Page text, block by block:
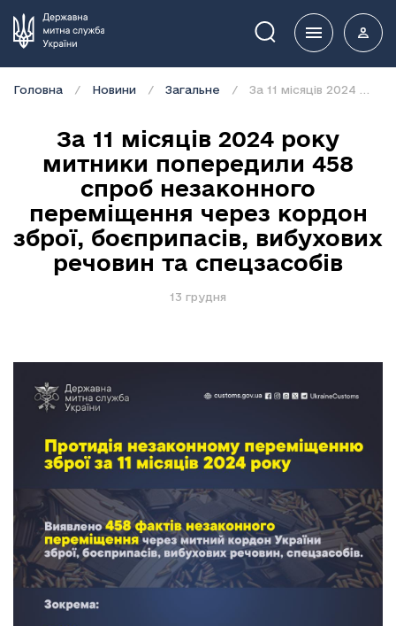
Пошук
Головна Новини Загальне
За 11 місяців 2024 року
митники попередили 458
спроб незаконного
переміщення через кордон
зброї, боєприпасів, вибухових
речовин та спецзасобів
13 грудня